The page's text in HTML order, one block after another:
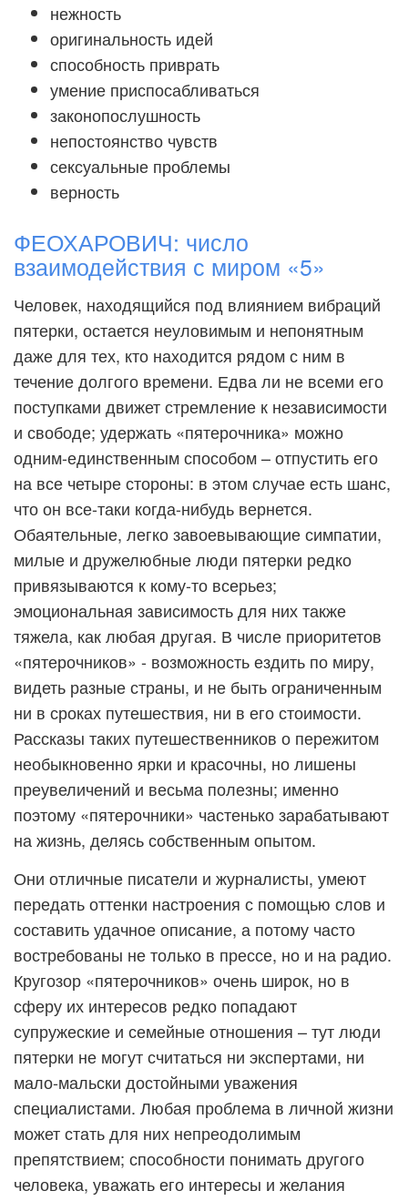
нежность
оригинальность идей
способность приврать
умение приспосабливаться
законопослушность
непостоянство чувств
сексуальные проблемы
верность
ФЕОХАРОВИЧ: число
взаимодействия с миром «5»
Человек, находящийся под влиянием вибраций
пятерки, остается неуловимым и непонятным
даже для тех, кто находится рядом с ним в
течение долгого времени. Едва ли не всеми его
поступками движет стремление к независимости
и свободе; удержать «пятерочника» можно
одним-единственным способом – отпустить его
на все четыре стороны: в этом случае есть шанс,
что он все-таки когда-нибудь вернется.
Обаятельные, легко завоевывающие симпатии,
милые и дружелюбные люди пятерки редко
привязываются к кому-то всерьез;
эмоциональная зависимость для них также
тяжела, как любая другая. В числе приоритетов
«пятерочников» - возможность ездить по миру,
видеть разные страны, и не быть ограниченным
ни в сроках путешествия, ни в его стоимости.
Рассказы таких путешественников о пережитом
необыкновенно ярки и красочны, но лишены
преувеличений и весьма полезны; именно
поэтому «пятерочники» частенько зарабатывают
на жизнь, делясь собственным опытом.
Они отличные писатели и журналисты, умеют
передать оттенки настроения с помощью слов и
составить удачное описание, а потому часто
востребованы не только в прессе, но и на радио.
Кругозор «пятерочников» очень широк, но в
сферу их интересов редко попадают
супружеские и семейные отношения – тут люди
пятерки не могут считаться ни экспертами, ни
мало-мальски достойными уважения
специалистами. Любая проблема в личной жизни
может стать для них непреодолимым
препятствием; способности понимать другого
человека, уважать его интересы и желания